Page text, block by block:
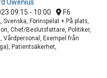
Owenius
09:15 - 10:00 F6
Förinspelat + På plats,
Chef/Beslutsfattare, Politiker,
Exempel från
Patientsäkerhet,